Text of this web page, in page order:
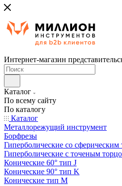
Интернет-магазин
Каталог
По всему сайту
По каталогу
Каталог
Металлорежущий инструмент
Борфрезы
Гиперболические cо
Гиперболические с точеным
Конические 60° тип J
Конические 90° тип K
Конические тип M